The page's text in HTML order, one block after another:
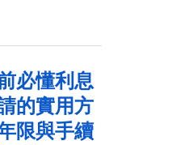
必懂利息
的實用方
限與手續